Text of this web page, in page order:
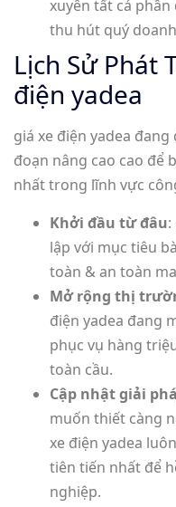
xuyên tất cả
thu hút quý
Lịch Sử Phát
điện yadea
giá xe điện yadea
đoạn nâng cao cao để
nhất trong lĩnh vực
Khởi đầu từ đâu
lập với mục tiêu
toàn & an toàn
Mở rộng thị
điện yadea đang
phục vụ hàng
toàn cầu.
Cập nhật giải
muốn thiết càng
xe điện yadea
tiên tiến nhất để
nghiệp.